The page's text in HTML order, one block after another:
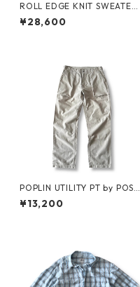
ROLL EDGE KNIT SWEATER
by Little Yarmouth
¥28,600
POPLIN UTILITY PT by POST
OʼALLS
¥13,200